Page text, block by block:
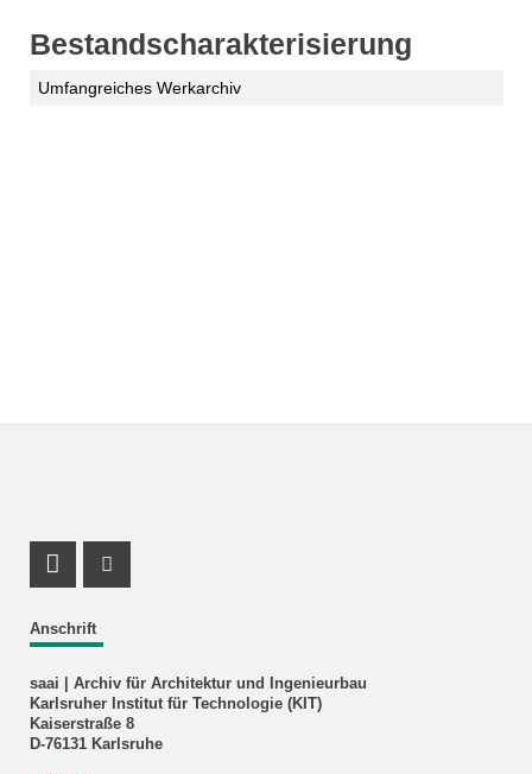
Bestandscharakterisierung
Umfangreiches Werkarchiv
Anschrift
saai | Archiv für Architektur und Ingenieurbau
Karlsruher Institut für Technologie (KIT)
Kaiserstraße 8
D-76131 Karlsruhe
Facebook Profil
Instagram Profil